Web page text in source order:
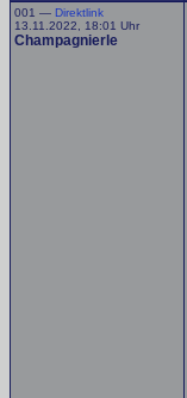
001 — Direktlink
13.11.2022, 18:01 Uhr
Champagnierle